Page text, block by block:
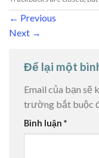
← Previous
Next →
Để lại một
Email của bạn sẽ
trường bắt buộc
Bình luận *